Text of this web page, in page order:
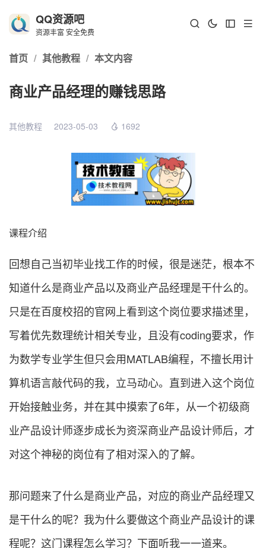
QQ资源吧
资源丰富 安全免费
首页 / 其他教程 / 本文内容
商业产品经理的赚钱思路
其他教程 2023-05-03 1692
课程介绍
回想自己当初毕业找工作的时候，很是迷茫，根本不
知道什么是商业产品以及商业产品经理是干什么的。
只是在百度校招的官网上看到这个岗位要求描述里，
写着优先数理统计相关专业，且没有coding要求，作
为数学专业学生但只会用MATLAB编程，不擅长用计
算机语言敲代码的我，立马动心。直到进入这个岗位
开始接触业务，并在其中摸索了6年，从一个初级商
业产品设计师逐步成长为资深商业产品设计师后，才
对这个神秘的岗位有了相对深入的了解。
那问题来了什么是商业产品，对应的商业产品经理又
是干什么的呢？我为什么要做这个商业产品设计的课
程呢？这门课程怎么学习？下面听我一一道来。